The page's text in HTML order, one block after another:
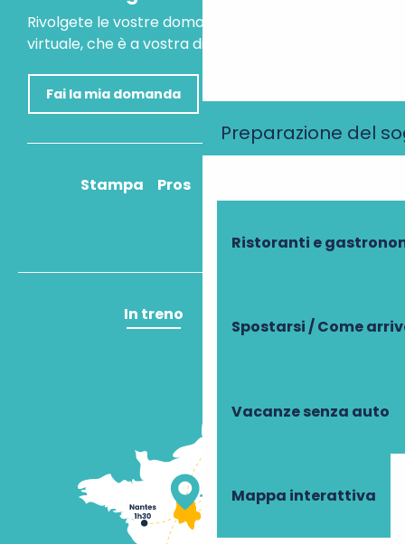
Preparazione del
Ristoranti e
Spostarsi / Come
Vacanze senza auto
Mappa interattiva
Rivolgete le vostre domande al nostro assistente
virtuale, che è a vostra disposizione per aiutarvi.
Fai la mia domanda
Stampa Pros
In treno